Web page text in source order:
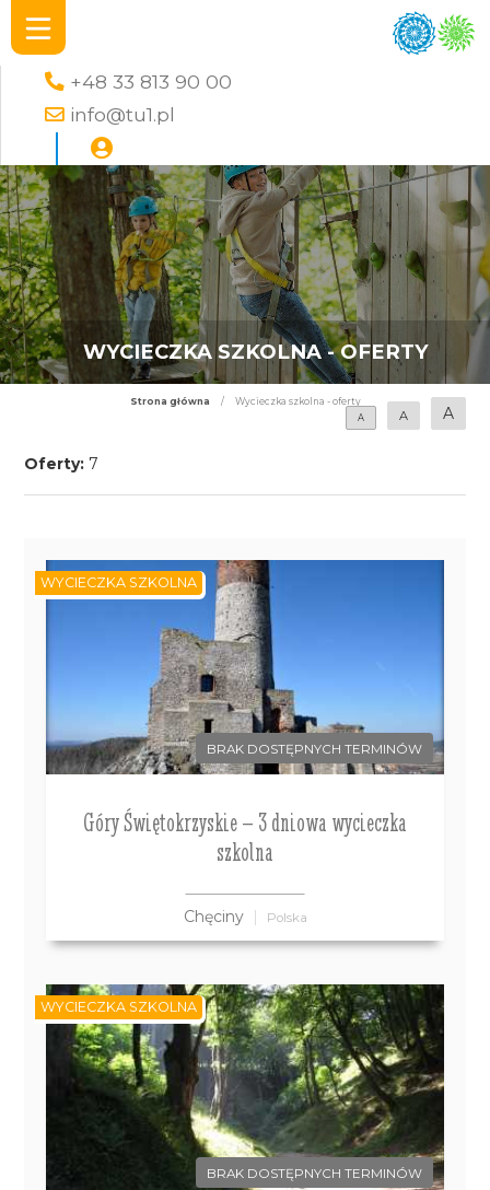
+48 33 813 90 00
info@tu1.pl
WYCIECZKA SZKOLNA - OFERTY
Strona główna /
Wycieczka szkolna - oferty
A
A A
Oferty: 7
BRAK DOSTĘPNYCH TERMINÓW
Góry Świętokrzyskie – 3 dniowa wycieczka
szkolna
Chęciny Polska
WYCIECZKA SZKOLNA
BRAK DOSTĘPNYCH TERMINÓW
WYCIECZKA SZKOLNA